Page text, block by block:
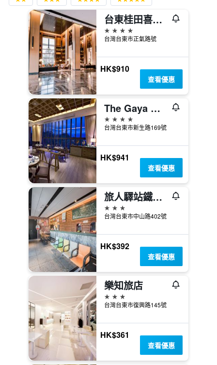
台東桂田喜來登酒店
4星級
台灣台東市正氣路號
HK$910
查看優惠
The Gaya 渡假酒店
4星級
台灣台東市新生路169號
HK$941
查看優惠
旅人驛站鐵花館TieHua[臺東縣合法旅館016號]
3星級
台灣台東市中山路402號
HK$392
查看優惠
樂知旅店
3星級
台灣台東市復興路145號
HK$361
查看優惠